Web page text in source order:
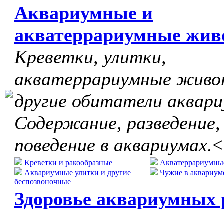
Аквариумные и
акватеррариумные
Креветки, улитки,
акватеррариумные
другие обитатели
Содержание, разведение,
поведение в аквариумах.<
Креветки и ракообразные
Аквариумные улитки и другие
беспозвоночные
Чужие в
Здоровье